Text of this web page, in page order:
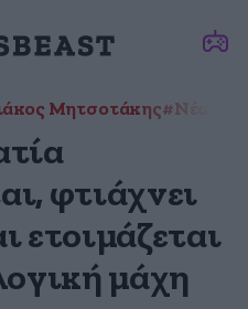
Μητσοτάκης#Νέα
φτιάχνει
ετοιμάζεται
μάχη